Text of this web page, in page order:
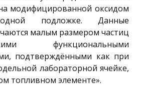
модифицированной оксидом
подложке. Данные
малым размером частиц
функциональными
подтверждёнными как при
лабораторной ячейке,
топливном элементе».